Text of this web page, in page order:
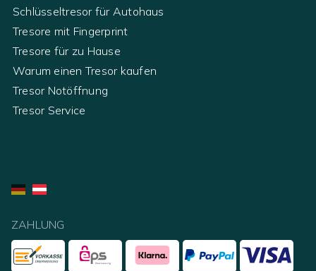
Schlüsseltresor für Autohaus
Tresore mit Fingerprint
Tresore für zu Hause
Warum einen Tresor kaufen
Tresor Notöffnung
Tresor Service
ZAHLUNG